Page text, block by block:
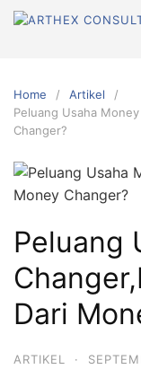
Skip
Home
Artikel
Peluang Usaha
Changer?
Peluang
Dari
ARTIKEL ·